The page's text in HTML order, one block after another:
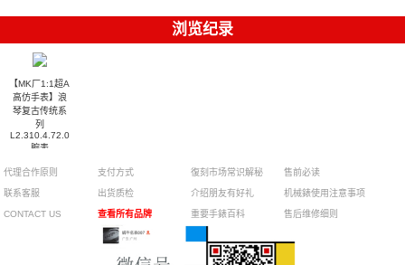
浏览纪录
【MK厂1:1超A
高仿手表】浪
琴复古传统系
列
L2.310.4.72.0
腕表
代理合作原则
联系客服
CONTACT US
支付方式
出货质检
查看所有品牌
復刻市场常识解秘
介绍朋友有好礼
重要手錶百科
售前必读
机械錶使用注意事项
售后维修细则